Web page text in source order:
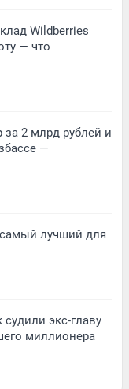
Wildberries
— что
2 млрд рублей и
—
лучший для
экс-главу
миллионера